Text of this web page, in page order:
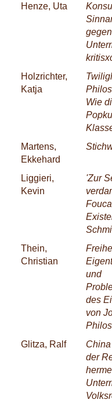
Henze, Uta
Holzrichter,
Katja
Wie
Martens,
Ekkehard
Liggieri,
Kevin
'Zur
Thein,
Christian
und
des
von
Glitza, Ralf
der